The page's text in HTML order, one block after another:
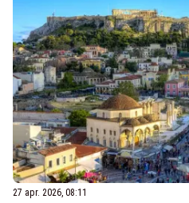
27 apr. 2026, 08:11